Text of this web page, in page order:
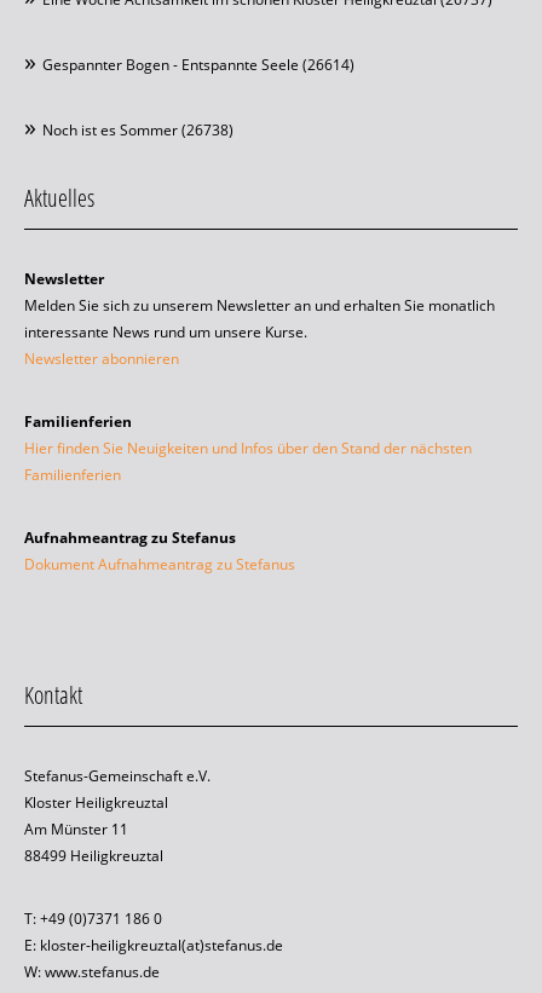
Gespannter Bogen - Entspannte Seele (26614)
Noch ist es Sommer (26738)
Aktuelles
Newsletter
Melden Sie sich zu unserem Newsletter an und erhalten Sie monatlich
interessante News rund um unsere Kurse.
Newsletter abonnieren
Familienferien
Hier finden Sie Neuigkeiten und Infos über den Stand der nächsten
Familienferien
Aufnahmeantrag zu Stefanus
Dokument Aufnahmeantrag zu Stefanus
Kontakt
Stefanus-Gemeinschaft e.V.
Kloster Heiligkreuztal
Am Münster 11
88499 Heiligkreuztal
T: +49 (0)7371 186 0
E: kloster-heiligkreuztal(at)stefanus.de
W: www.stefanus.de